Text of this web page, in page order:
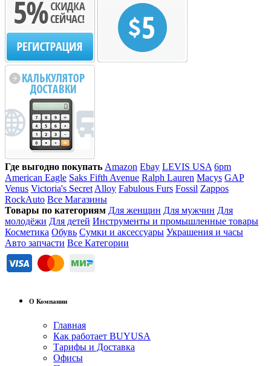
Где выгодно покупать Amazon Ebay LEVIS USA 6pm
American Eagle Saks Fifth Avenue Ralph Lauren Macys GAP
Venus Victoria's Secret Alloy Fabulous Furs Fossil Zappos
RockAuto Все Магазины
Товары по категориям Для женщин Для мужчин Для
молодёжи Для детей Инструменты и промышленные товары
Косметика Обувь Сумки и аксессуары Украшения и часы
Авто запчасти Все Категории
О Компании
Главная
Как работает BUYUSA
Тарифы и Доставка
Офисы